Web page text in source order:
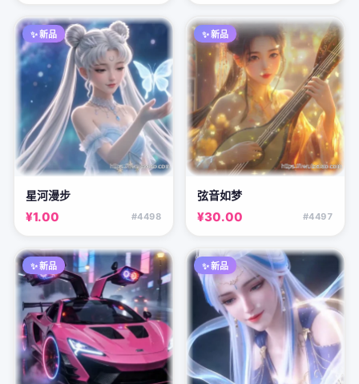
✨ 新品
星河漫步
¥1.00 #4498
✨ 新品
弦音如梦
¥30.00 #4497
✨ 新品 ✨ 新品